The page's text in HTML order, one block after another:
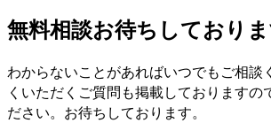
無料相談お待ちしており
わからないことがあればいつでもご相談
くいただくご質問も掲載しておりますの
ださい。お待ちしております。